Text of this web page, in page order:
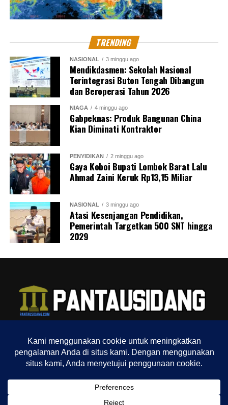
TRENDING
NASIONAL 3 minggu ago
Mendikdasmen: Sekolah Nasional
Terintegrasi Buton Tengah Dibangun
dan Beroperasi Tahun 2026
NIAGA 4 minggu ago
Gabpeknas: Produk Bangunan China
Kian Diminati Kontraktor
PENYIDIKAN 2 minggu ago
Gaya Koboi Bupati Lombok Barat Lalu
Ahmad Zaini Keruk Rp13,15 Miliar
NASIONAL 3 minggu ago
Atasi Kesenjangan Pendidikan,
Pemerintah Targetkan 500 SNT hingga
2029
YOUTUBE CHANNEL